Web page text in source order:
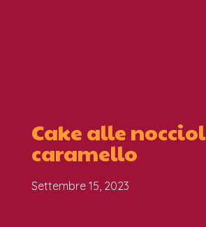
Cake alle
caramello
Settembre 15, 2023